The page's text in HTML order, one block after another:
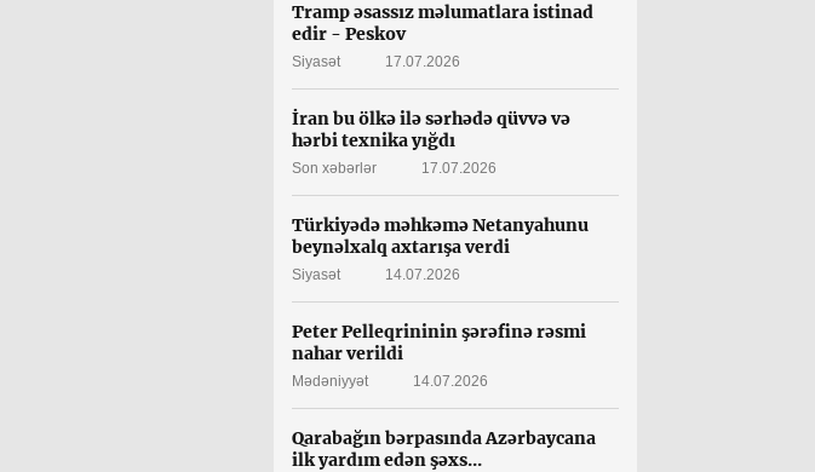
Tramp əsassız məlumatlara istinad
edir - Peskov
Siyasət 17.07.2026
İran bu ölkə ilə sərhədə qüvvə və
hərbi texnika yığdı
Son xəbərlər 17.07.2026
Türkiyədə məhkəmə Netanyahunu
beynəlxalq axtarışa verdi
Siyasət 14.07.2026
Peter Pelleqrininin şərəfinə rəsmi
nahar verildi
Mədəniyyət 14.07.2026
Qarabağın bərpasında Azərbaycana
ilk yardım edən şəxs...